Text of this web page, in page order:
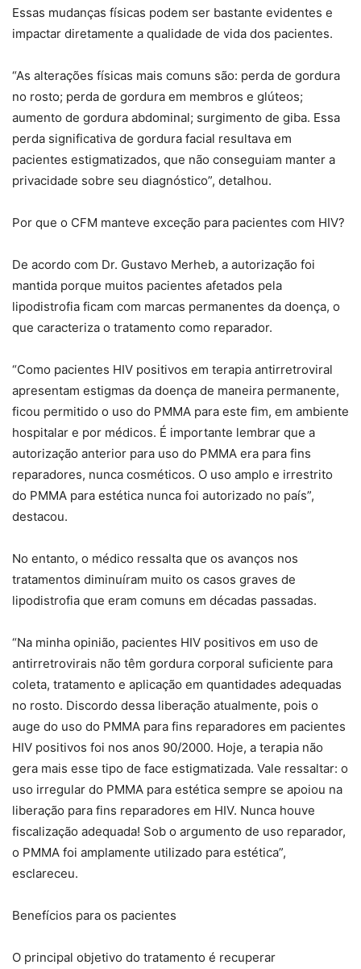
Essas mudanças físicas podem ser bastante evidentes e
impactar diretamente a qualidade de vida dos pacientes.
“As alterações físicas mais comuns são: perda de gordura
no rosto; perda de gordura em membros e glúteos;
aumento de gordura abdominal; surgimento de giba. Essa
perda significativa de gordura facial resultava em
pacientes estigmatizados, que não conseguiam manter a
privacidade sobre seu diagnóstico”, detalhou.
Por que o CFM manteve exceção para pacientes com HIV?
De acordo com Dr. Gustavo Merheb, a autorização foi
mantida porque muitos pacientes afetados pela
lipodistrofia ficam com marcas permanentes da doença, o
que caracteriza o tratamento como reparador.
“Como pacientes HIV positivos em terapia antirretroviral
apresentam estigmas da doença de maneira permanente,
ficou permitido o uso do PMMA para este fim, em ambiente
hospitalar e por médicos. É importante lembrar que a
autorização anterior para uso do PMMA era para fins
reparadores, nunca cosméticos. O uso amplo e irrestrito
do PMMA para estética nunca foi autorizado no país”,
destacou.
No entanto, o médico ressalta que os avanços nos
tratamentos diminuíram muito os casos graves de
lipodistrofia que eram comuns em décadas passadas.
“Na minha opinião, pacientes HIV positivos em uso de
antirretrovirais não têm gordura corporal suficiente para
coleta, tratamento e aplicação em quantidades adequadas
no rosto. Discordo dessa liberação atualmente, pois o
auge do uso do PMMA para fins reparadores em pacientes
HIV positivos foi nos anos 90/2000. Hoje, a terapia não
gera mais esse tipo de face estigmatizada. Vale ressaltar: o
uso irregular do PMMA para estética sempre se apoiou na
liberação para fins reparadores em HIV. Nunca houve
fiscalização adequada! Sob o argumento de uso reparador,
o PMMA foi amplamente utilizado para estética”,
esclareceu.
Benefícios para os pacientes
O principal objetivo do tratamento é recuperar